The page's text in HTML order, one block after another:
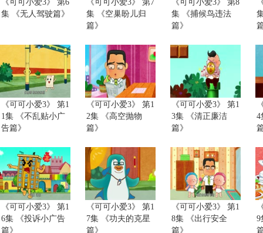
《可可小爱3》 第6
集 《无人驾驶篇》
《可可小爱3》 第7
集 《空巢盼儿归
篇》
《可可小爱3》 第8
集 《捕候鸟违法
篇》
《可可小爱3》 第1
1集 《不乱贴小广
告篇》
《可可小爱3》 第1
2集 《高空抛物
篇》
《可可小爱3》 第1
3集 《清正廉洁
篇》
4
《可可小爱3》 第1
6集 《投诉小广告
篇》
《可可小爱3》 第1
7集 《功夫的克星
篇》
《可可小爱3》 第1
8集 《出行安全
篇》
9